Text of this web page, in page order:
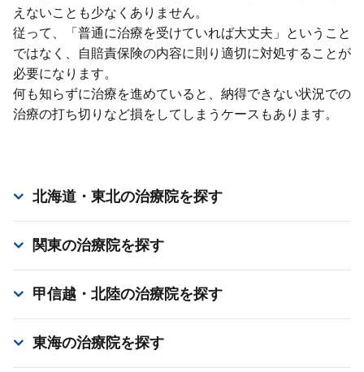
えないことも少なくありません。
従って、「普通に治療を受けていれば⼤丈夫」ということ
ではなく、⾃賠責保険の内容に則り適切に対処することが
必要になります。
何も知らずに治療を進めていると、納得できない状況での
治療の打ち切りなど損をしてしまうケースもあります。
北海道・東北の治療院を探す
関東の治療院を探す
甲信越・北陸の治療院を探す
東海の治療院を探す